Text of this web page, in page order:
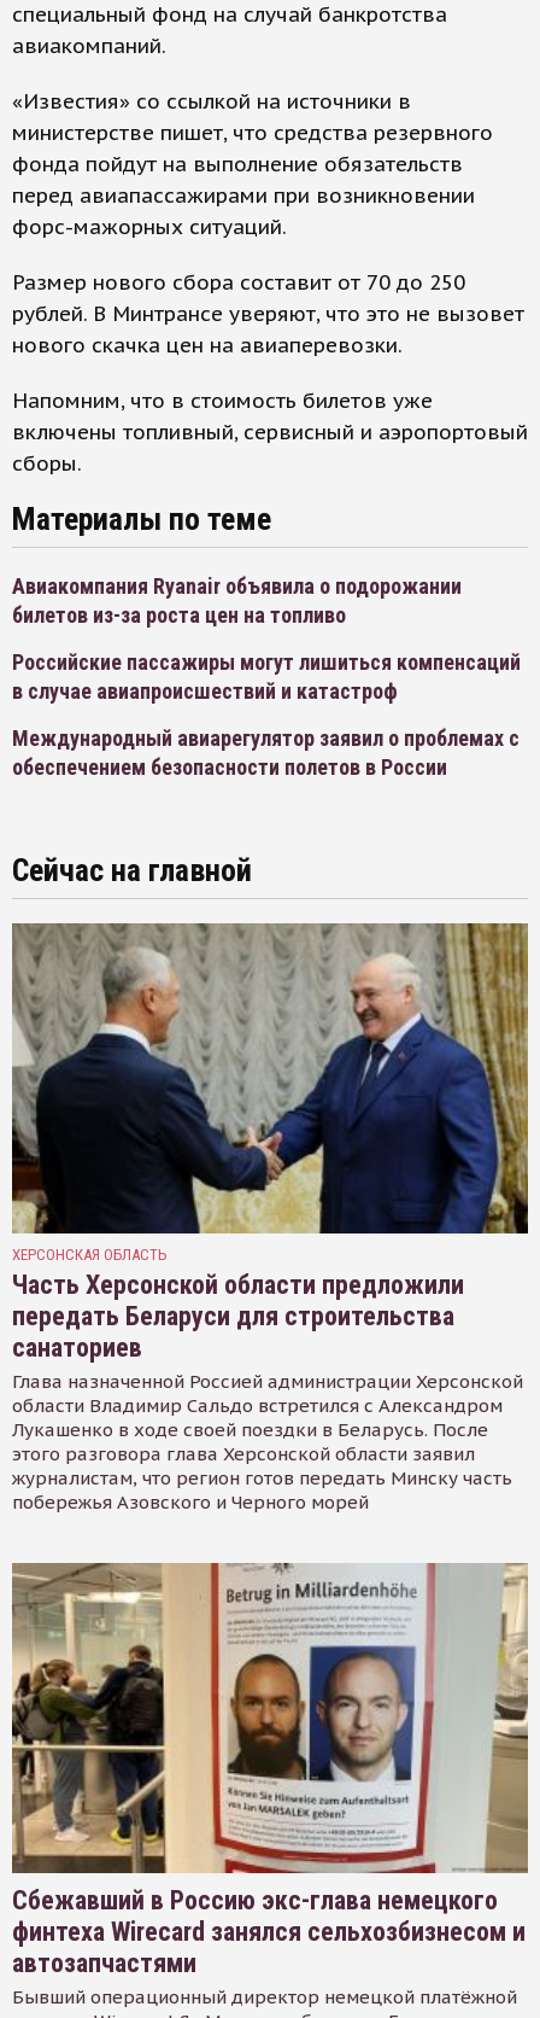
специальный фонд на случай банкротства
авиакомпаний.
«Известия» со ссылкой на источники в
министерстве пишет, что средства резервного
фонда пойдут на выполнение обязательств
перед авиапассажирами при возникновении
форс-мажорных ситуаций.
Размер нового сбора составит от 70 до 250
рублей. В Минтрансе уверяют, что это не вызовет
нового скачка цен на авиаперевозки.
Напомним, что в стоимость билетов уже
включены топливный, сервисный и аэропортовый
сборы.
Материалы по теме
Авиакомпания Ryanair объявила о подорожании
билетов из-за роста цен на топливо
Российские пассажиры могут лишиться компенсаций
в случае авиапроисшествий и катастроф
Международный авиарегулятор заявил о проблемах с
обеспечением безопасности полетов в России
Сейчас на главной
ХЕРСОНСКАЯ ОБЛАСТЬ
Часть Херсонской области предложили
передать Беларуси для строительства
санаториев
Глава назначенной Россией администрации Херсонской
области Владимир Сальдо встретился с Александром
Лукашенко в ходе своей поездки в Беларусь. После
этого разговора глава Херсонской области заявил
журналистам, что регион готов передать Минску часть
побережья Азовского и Черного морей
Сбежавший в Россию экс-глава немецкого
финтеха Wirecard занялся сельхозбизнесом и
автозапчастями
Бывший операционный директор немецкой платёжной